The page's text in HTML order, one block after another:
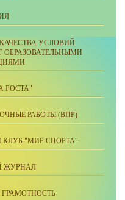
УСЛОВИЙ
ОБРАЗОВАТЕЛЬНЫМИ
РОСТА"
РАБОТЫ (ВПР)
"МИР СПОРТА"
ЖУРНАЛ